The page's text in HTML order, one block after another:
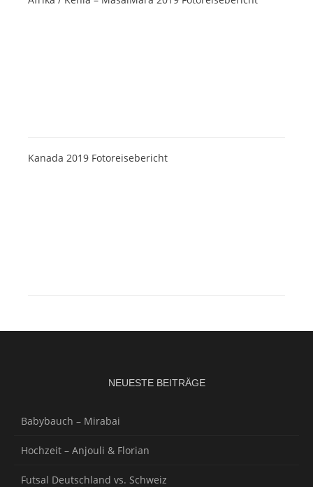
Kanada 2019 Fotoreisebericht
NEUESTE BEITRÄGE
Babybauch – Mirabai
Hochzeit – Anjouli & Florian
Futsal Deutschland vs. Schweiz